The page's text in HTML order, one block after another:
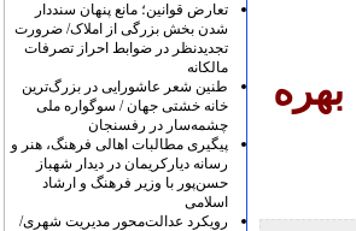
تعارض قوانین؛ مانع پنهان سنددار
شدن بخش بزرگی از املاک/ ضرورت
تجدیدنظر در ضوابط احراز تصرفات
مالکانه
طنین شعر عاشورایی در بزرگ‌ترین
خانه خشتی جهان / سوگواره ملی
چشمه‌سار در رفسنجان
پیگیری مطالبات اهالی فرهنگ، هنر و
رسانه دیارکریمان در دیدار شهباز
حسن‌پور با وزیر فرهنگ و ارشاد
اسلامی
رویکرد عدالت‌محور مدیریت شهری/